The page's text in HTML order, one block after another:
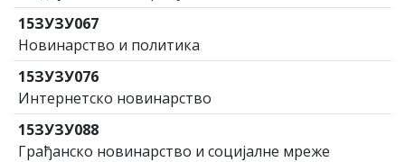
15ЗУЗУ067
Новинарство и политика
15ЗУЗУ076
Интернетско новинарство
15ЗУЗУ088
Грађанско новинарство и социјалне мреже